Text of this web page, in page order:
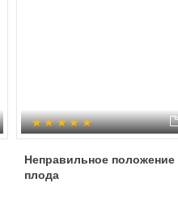
Неправильное положение
плода